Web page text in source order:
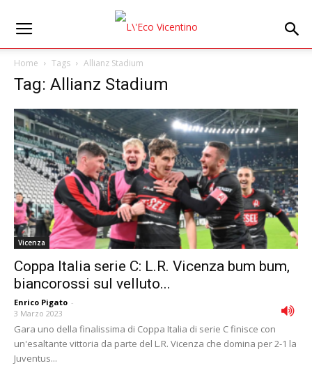
Home Tags Allianz Stadium
Tag: Allianz Stadium
Vicenza
Coppa Italia serie C: L.R. Vicenza bum bum,
biancorossi sul velluto...
Enrico Pigato -
3 Marzo 2023
Gara uno della finalissima di Coppa Italia di serie C finisce con
un'esaltante vittoria da parte del L.R. Vicenza che domina per 2-1 la
Juventus...